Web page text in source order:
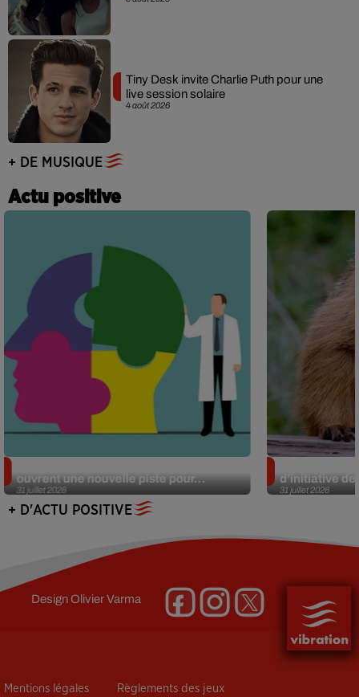
4 août 2026
Tiny Desk invite Charlie Puth pour une
live session solaire
+ DE MUSIQUE
Actu positive
31 juillet 2026
ouvrent une nouvelle piste pour...
31 juillet 2026
d’initiative
+ D'ACTU POSITIVE
DesignOlivier Varma
Mentions légales Règlements des jeux